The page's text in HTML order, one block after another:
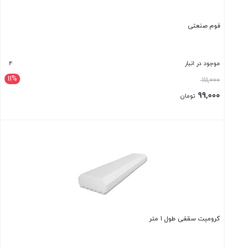
فوم صنعتی
موجود در انبار 4
11% 111,000قیمت
اصلی:99,000 تومان
کرومیت سقفی طول 1 متر